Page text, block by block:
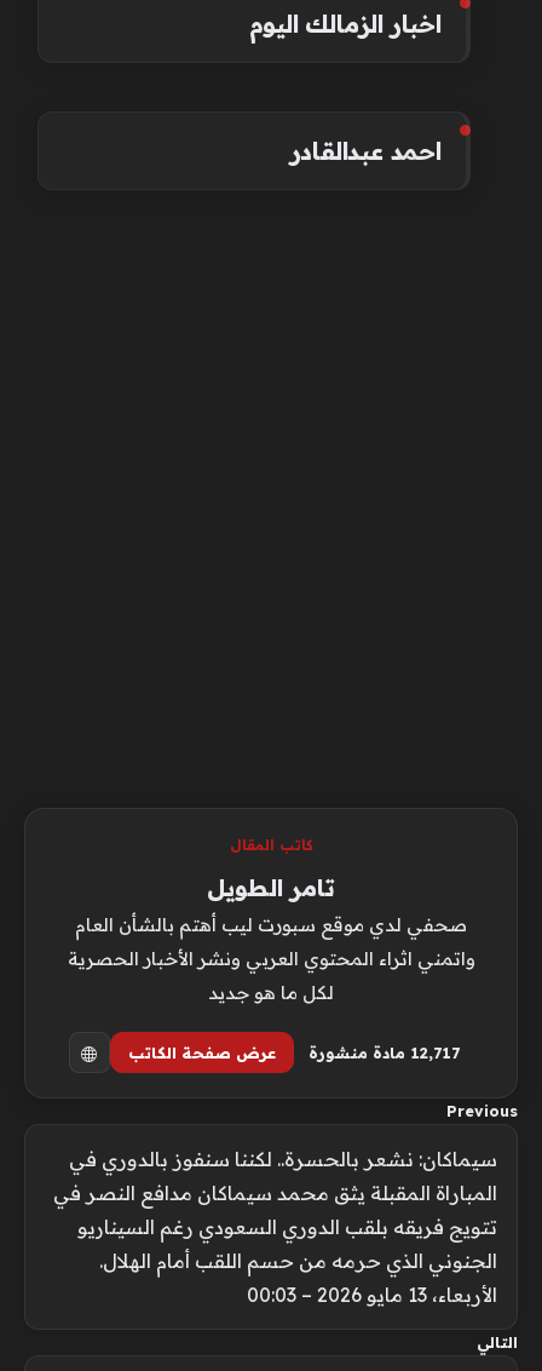
اخبار الزمالك اليوم
احمد عبدالقادر
كاتب المقال
تامر الطويل
صحفي لدي موقع سبورت ليب أهتم بالشأن العام
واتمني اثراء المحتوي العربي ونشر الأخبار الحصرية
لكل ما هو جديد
12٬717 مادة منشورة عرض صفحة الكاتب
Previous
سيماكان: نشعر بالحسرة.. لكننا سنفوز بالدوري في
المباراة المقبلة يثق محمد سيماكان مدافع النصر في
تتويج فريقه بلقب الدوري السعودي رغم السيناريو
الجنوني الذي حرمه من حسم اللقب أمام الهلال.
الأربعاء، 13 مايو 2026 – 00:03
التالي